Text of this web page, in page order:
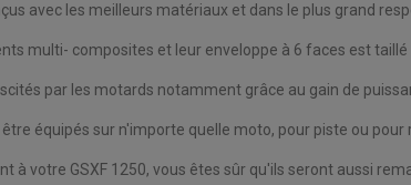
avec les meilleurs matériaux et dans le plus grand
multi- composites et leur enveloppe à 6 faces est
par les motards notamment grâce au gain de
équipés sur n'importe quelle moto, pour piste ou pour
à votre GSXF 1250, vous êtes sûr qu'ils seront aussi